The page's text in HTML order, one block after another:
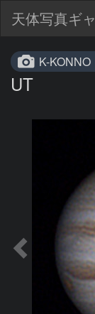
天体写真ギ
K-KONNO
UT